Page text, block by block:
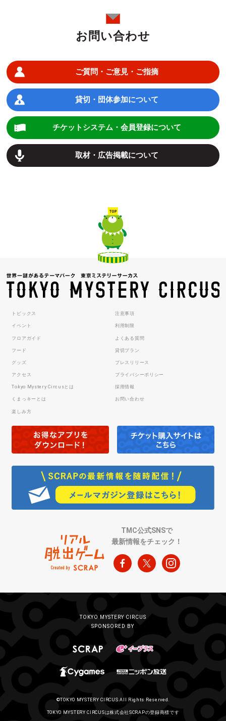
お問い合わせ
ご質問・ご意見・ご指摘
貸切・団体参加について
チケットシステム・会員登録について
取材・広告掲載について
トピックス
イベント
フロアガイド
フード
グッズ
アクセス
Tokyo Mystery Circusとは
くまっキーとは
楽しみ方
注意事項
利用制限
よくある質問
貸切プラン
プレスリリース
プライバシーポリシー
採用情報
お問い合わせ
TMC公式SNSで
最新情報をチェック！
TOKYO MYSTERY CIRCUS
SPONSORED BY
©TOKYO MYSTERY CIRCUS All Rights Reserved.
TOKYO MYSTERY CIRCUSは株式会社SCRAPの登録商標です